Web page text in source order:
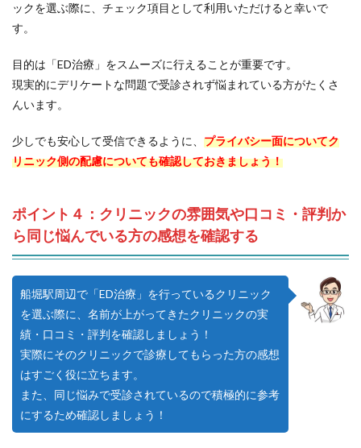
ックを選ぶ際に、チェック項目として利用いただけると幸いで
す。
目的は「ED治療」をスムーズに行えることが重要です。
現実的にデリケートな問題で受診されず悩まれている方がたくさ
んいます。
少しでも安心して受信できるように、 プライバシー面についてク
リニック側の配慮についても確認しておきましょう！
ポイント４：クリニックの雰囲気や口コミ・評判か
ら同じ悩んでいる方の感想を確認する
船堀駅周辺で「ED治療」を行っているクリニック
を選ぶ際に、名前が上がってきたクリニックの実
績・口コミ・評判を確認しましょう！
実際にそのクリニックで診療してもらった方の感想
はすごく役に立ちます。
また、同じ悩みで受診されているので積極的に参考
にするため確認しましょう！